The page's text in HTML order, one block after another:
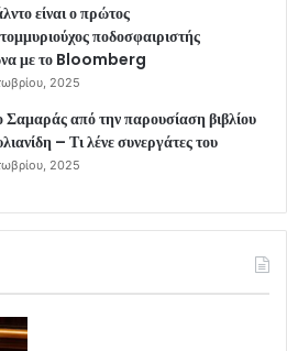
είναι ο πρώτος
ποδοσφαιριστής
με το Bloomberg
2025
από την παρουσίαση βιβλίου
– Τι λένε συνεργάτες του
2025